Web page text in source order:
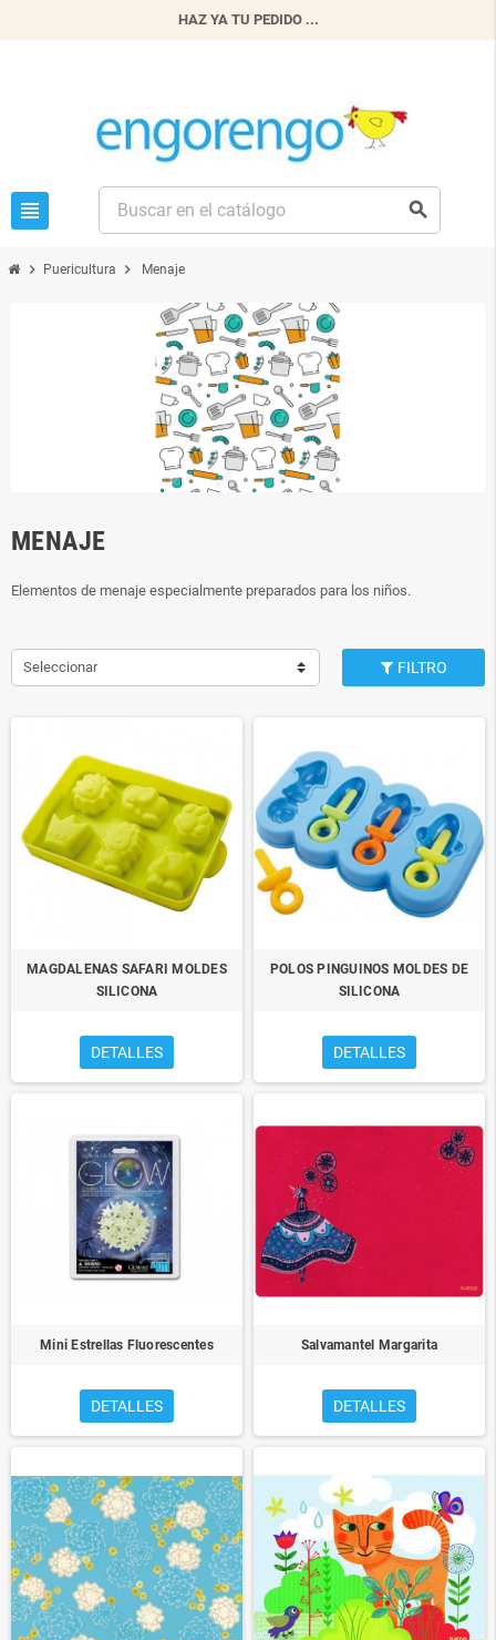
HAZ YA TU PEDIDO ...
view_headline search
chevron_right Puericultura chevron_right Menaje
MENAJE
Elementos de menaje especialmente preparados para los niños.
Seleccionar FILTRO
MAGDALENAS SAFARI MOLDES
SILICONA
DETALLES
POLOS PINGUINOS MOLDES DE
SILICONA
DETALLES
Mini Estrellas Fluorescentes
DETALLES
Salvamantel Margarita
DETALLES